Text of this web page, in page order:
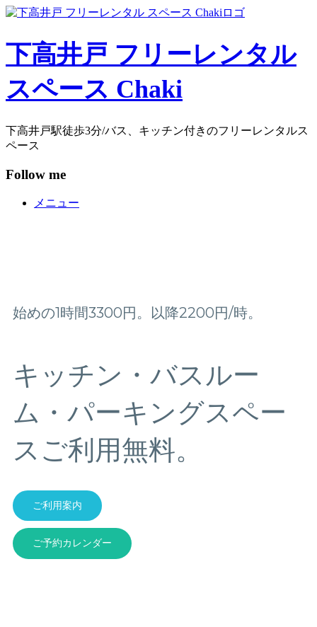
コ
テ
へ
ス
ッ
プ
下高井戸 フリーレンタル
スペース Chaki
下高井戸駅徒歩3分/バス、キッチン付きのフリーレンタルス
ペース
Follow me
メニュー
始めの1時間3300円。以降2200円/時。
キッチン・バスルー
ム・パーキングスペー
スご利用無料。
ご利用案内
ご予約カレンダー